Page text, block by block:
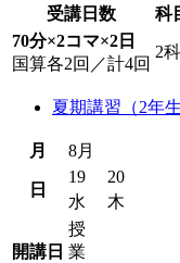
受講日数 科
70分×2コマ×2日
国算各2回／計4回
2科
夏期講習（2年
月 8月
日
19
20
水
木
開講日
授
業